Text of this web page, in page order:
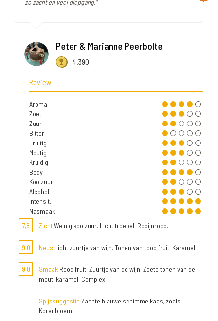
zo zacht en veel diepgang."
Peter & Marianne Peerbolte
4.390
Review
Aroma
Zoet
Zuur
Bitter
Fruitig
Moutig
Kruidig
Body
Koolzuur
Alcohol
Intensit.
Nasmaak
7,8
ZichtWeinig koolzuur. Licht troebel. Robijnrood.
9,0 Neus Licht zuurtje van wijn. Tonen van rood fruit. Karamel.
9,0 Smaak Rood fruit. Zuurtje van de wijn. Zoete tonen van de
mout, karamel. Complex.
Spijssuggestie Zachte blauwe schimmelkaas, zoals
Korenbloem.